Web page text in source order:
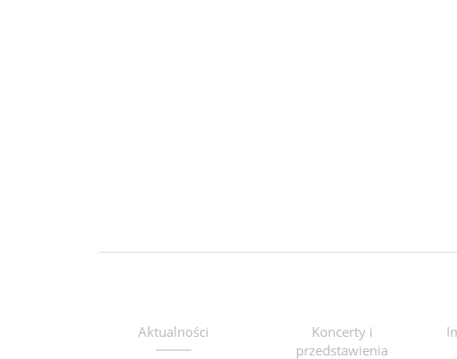
Aktualności
Koncerty i
przedstawienia